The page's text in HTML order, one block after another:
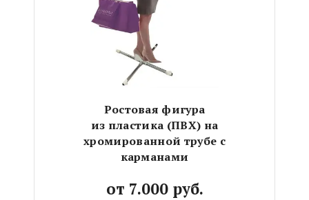
Ростовая фигура
из пластика (ПВХ) на
хромированной трубе с
карманами
от 7.000 руб.